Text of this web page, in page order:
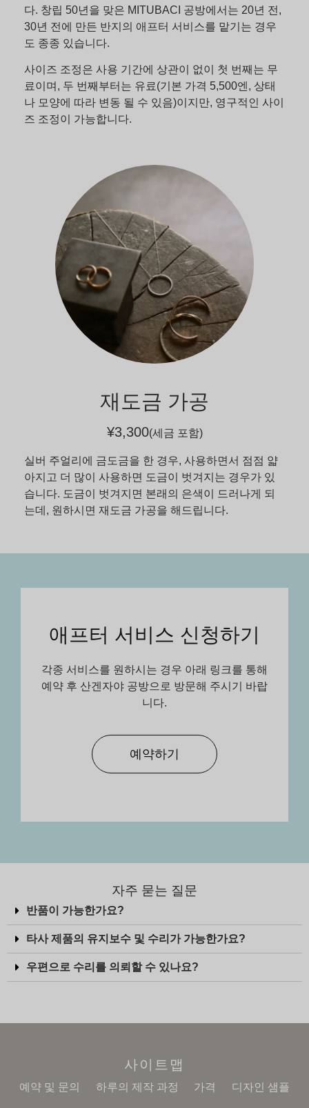
다. 창립 50년을 맞은 MITUBACI 공방에서는 20년 전,
30년 전에 만든 반지의 애프터 서비스를 맡기는 경우
도 종종 있습니다.
사이즈 조정은 사용 기간에 상관이 없이 첫 번째는 무
료이며, 두 번째부터는 유료(기본 가격 5,500엔, 상태
나 모양에 따라 변동 될 수 있음)이지만, 영구적인 사이
즈 조정이 가능합니다.
재도금 가공
¥3,300(세금 포함)
실버 주얼리에 금도금을 한 경우, 사용하면서 점점 얇
아지고 더 많이 사용하면 도금이 벗겨지는 경우가 있
습니다. 도금이 벗겨지면 본래의 은색이 드러나게 되
는데, 원하시면 재도금 가공을 해드립니다.
애프터 서비스 신청하기
각종 서비스를 원하시는 경우 아래 링크를 통해
예약 후 산겐자야 공방으로 방문해 주시기 바랍
니다.
예약하기
자주 묻는 질문
반품이 가능한가요?
타사 제품의 유지보수 및 수리가 가능한가요?
우편으로 수리를 의뢰할 수 있나요?
사이트맵
예약 및 문의 하루의 제작 과정 가격 디자인 샘플